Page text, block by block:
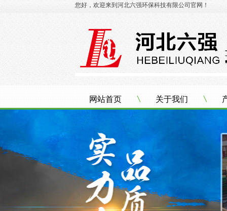
您好，欢迎来到河北六强环保科技有限公司官网！
网站首页 关于我们